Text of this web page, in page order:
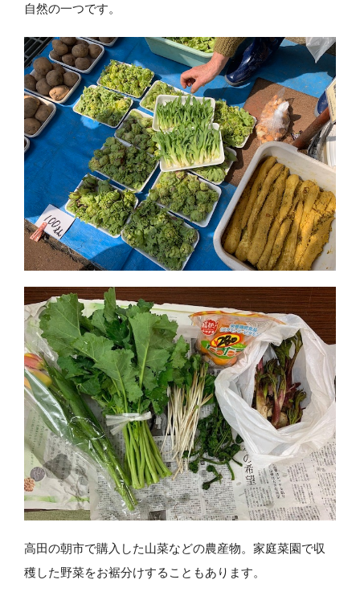
自然の一つです。
高田の朝市で購入した山菜などの農産物。家庭菜園で収
穫した野菜をお裾分けすることもあります。